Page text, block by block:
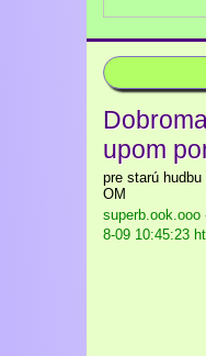
upom
pre starú
OM
superb.ook.ooo
8-09 10:45:23